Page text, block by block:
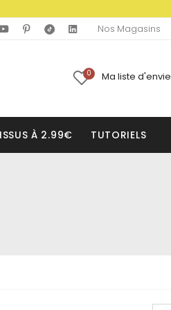
Nos Magasins
0 Ma liste d'envie
À 2.99€ TUTORIELS